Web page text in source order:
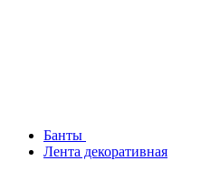
Банты
Лента декоративная